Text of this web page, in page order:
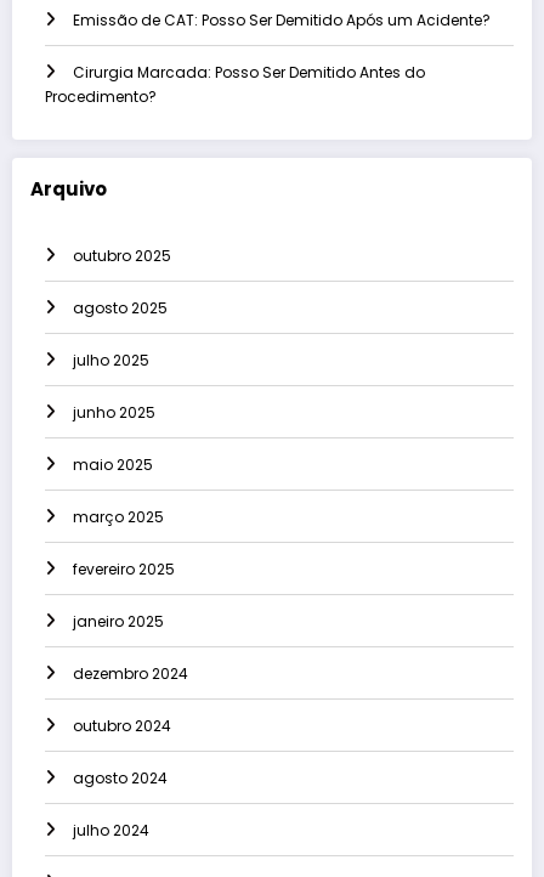
Emissão de CAT: Posso Ser Demitido Após um Acidente?
Cirurgia Marcada: Posso Ser Demitido Antes do
Procedimento?
Arquivo
outubro 2025
agosto 2025
julho 2025
junho 2025
maio 2025
março 2025
fevereiro 2025
janeiro 2025
dezembro 2024
outubro 2024
agosto 2024
julho 2024